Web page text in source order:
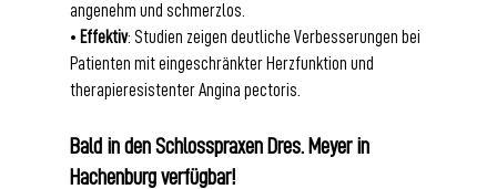
angenehm und schmerzlos.
• Effektiv: Studien zeigen deutliche Verbesserungen bei
Patienten mit eingeschränkter Herzfunktion und
therapieresistenter Angina pectoris.
Bald in den Schlosspraxen Dres. Meyer in
Hachenburg verfügbar!